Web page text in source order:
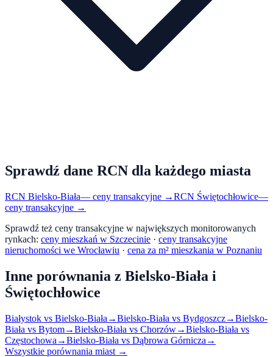
Sprawdź dane RCN dla każdego miasta
RCN Bielsko-Biała— ceny transakcyjne →RCN Świętochłowice—
ceny transakcyjne →
Sprawdź też ceny transakcyjne w największych monitorowanych
rynkach: ceny mieszkań w Szczecinie · ceny transakcyjne
nieruchomości we Wrocławiu · cena za m² mieszkania w Poznaniu
Inne porównania z Bielsko-Biała i
Świętochłowice
Białystok vs Bielsko-Biała →Bielsko-Biała vs Bydgoszcz→Bielsko-
Biała vs Bytom→Bielsko-Biała vs Chorzów→Bielsko-Biała vs
Częstochowa →Bielsko-Biała vs Dąbrowa Górnicza →
Wszystkie porównania miast →